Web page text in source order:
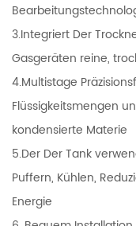
3.Integriert Der
Gasgeräten reine,
4.Multistage
Flüssigkeitsmengen
kondensierte Materie
5.Der Der Tank
Puffern, Kühlen,
Energie